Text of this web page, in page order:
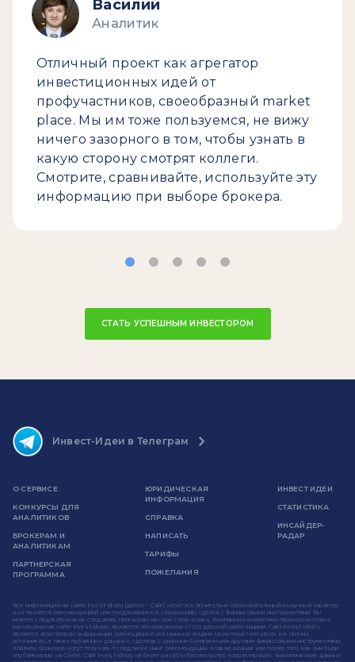
Василий
Аналитик
Отличный проект как агрегатор
инвестиционных идей от
профучастников, своеобразный market
place. Мы им тоже пользуемся, не вижу
ничего зазорного в том, чтобы узнать в
какую сторону смотрят коллеги.
Смотрите, сравнивайте, используйте эту
информацию при выборе брокера.
СТАТЬ УСПЕШНЫМ ИНВЕСТОРОМ
Инвест-Идеи в Телеграм
О СЕРВИСЕ
КОНКУРСЫ ДЛЯ
АНАЛИТИКОВ
БРОКЕРАМ И
АНАЛИТИКАМ
ПАРТНЕРСКАЯ
ПРОГРАММА
ЮРИДИЧЕСКАЯ
ИНФОРМАЦИЯ
СПРАВКА
НАПИСАТЬ
ТАРИФЫ
ПОЖЕЛАНИЯ
ИНВЕСТ ИДЕИ
СТАТИСТИКА
ИНСАЙДЕР-
РАДАР
Вся информация на сайте invest-idei.ru (далее - Сайт) носит исключительно образовательный и научный характер
и не является рекомендацией или предложением к совершению сделок с финансовыми инструментами. Вы
можете следовать или не следовать прогнозам на свой страх и риск. Компании и аналитики, прогнозы которых
размещены на сайте invest-idei.ru, являются независимыми от создателей сайта лицами. Сайт invest-idei.ru
является агрегатором информации, размещенной указанными лицами на интернет-ресурсах и в прочих
источниках, а также публичных данных о сделках с ценными бумагами или другими финансовыми инструментами.
Клиенты брокеров могут получать по подписке иные рекомендации, а также раньше или позже того, как они были
опубликованы на Сайте. Сайт invest-idei.ru не берет на себя обязательство корректировать аналитические данные